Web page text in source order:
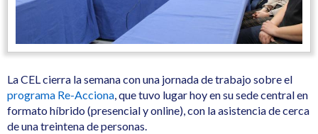
La CEL cierra la semana con una jornada de trabajo sobre el
programa Re-Acciona, que tuvo lugar hoy en su sede central en
formato híbrido (presencial y online), con la asistencia de cerca
de una treintena de personas.